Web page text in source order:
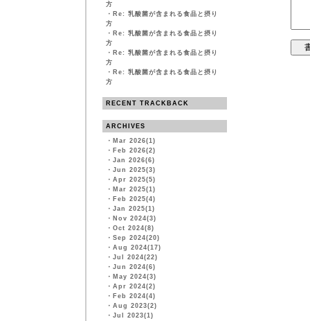
方
・ Re: 乳酸菌が含まれる食品と摂り
方
・ Re: 乳酸菌が含まれる食品と摂り
方
・ Re: 乳酸菌が含まれる食品と摂り
方
・ Re: 乳酸菌が含まれる食品と摂り
方
RECENT TRACKBACK
ARCHIVES
・ Mar 2026(1)
・ Feb 2026(2)
・ Jan 2026(6)
・ Jun 2025(3)
・ Apr 2025(5)
・ Mar 2025(1)
・ Feb 2025(4)
・ Jan 2025(1)
・ Nov 2024(3)
・ Oct 2024(8)
・ Sep 2024(20)
・ Aug 2024(17)
・ Jul 2024(22)
・ Jun 2024(6)
・ May 2024(3)
・ Apr 2024(2)
・ Feb 2024(4)
・ Aug 2023(2)
・ Jul 2023(1)